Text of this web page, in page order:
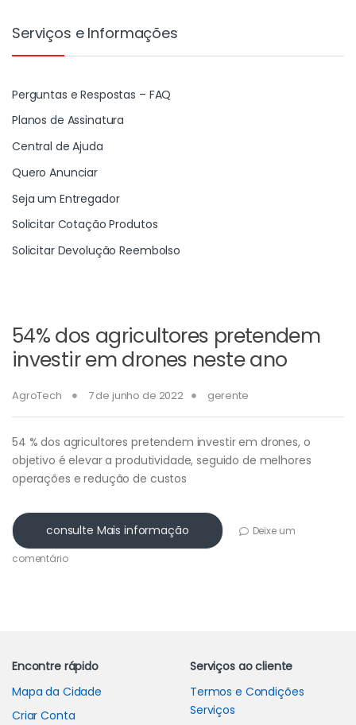
54% dos agricultores pretendem
investir em drones neste ano
AgroTech 7 de junho de 2022 gerente
54 % dos agricultores pretendem investir em drones, o
objetivo é elevar a produtividade, seguido de melhores
operações e redução de custos
consulte Mais informação Deixe um
comentário
Serviços e Informações
Perguntas e Respostas – FAQ
Planos de Assinatura
Central de Ajuda
Quero Anunciar
Seja um Entregador
Solicitar Cotação Produtos
Solicitar Devolução Reembolso
Encontre rápido
Mapa da Cidade
Criar Conta
Serviços ao cliente
Termos e Condições
Serviços